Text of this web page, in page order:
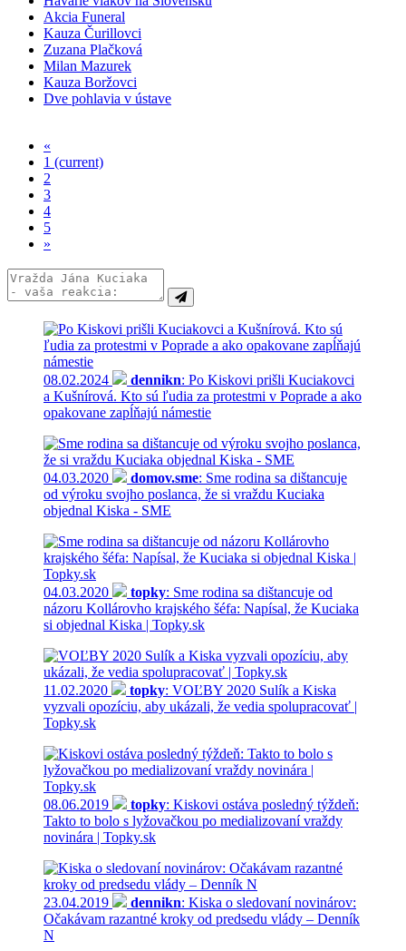
Akcia Funeral
Kauza Čurillovci
Zuzana Plačková
Milan Mazurek
Kauza Boržovci
Dve pohlavia v ústave
«
1 (current)
2
3
4
5
»
08.02.2024 dennikn: Po Kiskovi prišli Kuciakovci
a Kušnírová. Kto sú ľudia za protestmi v Poprade a ako
opakovane zapĺňajú námestie
04.03.2020 domov.sme: Sme rodina sa dištancuje
od výroku svojho poslanca, že si vraždu Kuciaka
objednal Kiska - SME
04.03.2020 topky: Sme rodina sa dištancuje od
názoru Kollárovho krajského šéfa: Napísal, že Kuciaka
si objednal Kiska | Topky.sk
11.02.2020 topky: VOĽBY 2020 Sulík a Kiska
vyzvali opozíciu, aby ukázali, že vedia spolupracovať |
Topky.sk
08.06.2019 topky: Kiskovi ostáva posledný týždeň:
Takto to bolo s lyžovačkou po medializovaní vraždy
novinára | Topky.sk
23.04.2019 dennikn: Kiska o sledovaní novinárov:
Očakávam razantné kroky od predsedu vlády – Denník
N